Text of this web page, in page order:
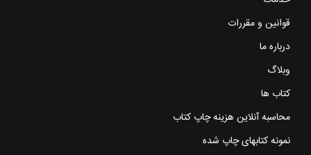
قوانین و مقررات
درباره ما
وبلاگ
کتاب ها
محاسبه آنلاین هزینه چاپ کتاب
نمونه کتابهای چاپ شده